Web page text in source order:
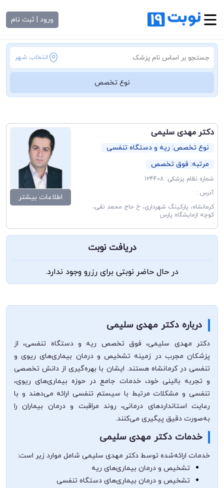
ورود | ثبت نام
انتخاب شهر
نوع تخصص
دکتر مهدی سلیمی
نوع تخصص: ریه و دستگاه تنفسی
مرتبه: فوق تخصص
شماره نظام پزشکی: 124408
آدرس :
کرمانشاه، پارکینگ شهرداری، خ حاج محمد تقی،
کوچه ازمایشگاه پارس
اطلاعات بیشتر
دریافت نوبت
در حال حاضر نوبتی برای رزرو وجود ندارد.
درباره دکتر مهدی سلیمی
دکتر مهدی سلیمی، فوق تخصص ریه و دستگاه تنفسی، از
پزشکان مجرب در زمینه تشخیص و درمان بیماری‌های ریوی و
تنفسی در کرمانشاه هستند. ایشان با بهره‌گیری از دانش تخصصی
و تجربه بالینی خود، خدمات جامع در حوزه بیماری‌های ریوی،
تنفسی و مشکلات مرتبط با سیستم تنفسی ارائه می‌دهند و با
رعایت استانداردهای درمانی، روند مراقبت و درمان بیماران را
به‌صورت دقیق پیگیری می‌کنند.
خدمات دکتر مهدی سلیمی
خدمات ارائه‌شده توسط دکتر مهدی سلیمی شامل موارد زیر است:
تشخیص و درمان بیماری‌های ریه
تشخیص و درمان بیماری‌های دستگاه تنفسی